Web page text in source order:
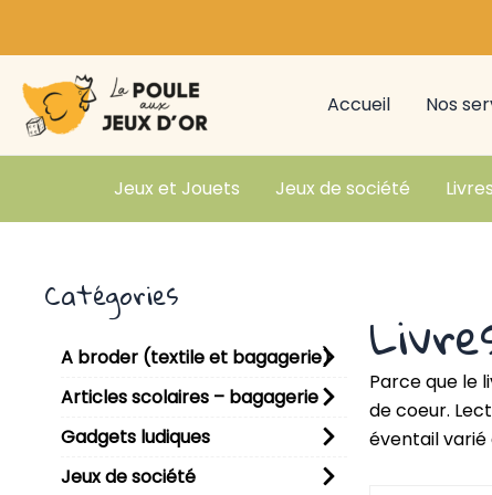
Accueil Nos
Jeux et Jouets Jeux de société
Catégories
A broder (textile et bagagerie)
Articles scolaires – bagagerie
Gadgets ludiques
Jeux de société
Parce que le
de coeur.
éventail